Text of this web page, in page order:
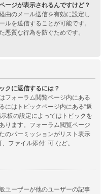
ージが表示されるんですけど？
由のメール送信を有効に設定し
を送信することが可能です。
悪質な行為を防ぐためです。
クに返信するには？
フォーラム閲覧ページ内にある
にはトピックページ内にある“返
板の設定によってはトピックを
ります。フォーラム閲覧ページ
のパーミッションがリスト表示
ファイル添付: 可 など。
ユーザーが他のユーザーの記事